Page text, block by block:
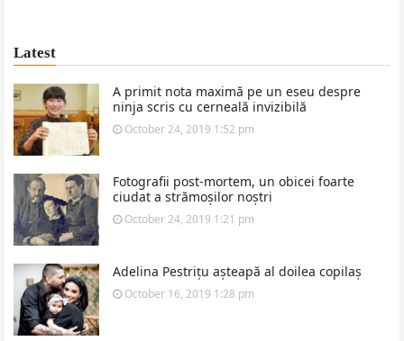
Latest
A primit nota maximă pe un eseu despre
ninja scris cu cerneală invizibilă
October 24, 2019 1:52 pm
Fotografii post-mortem, un obicei foarte
ciudat a strămoșilor noștri
October 24, 2019 1:21 pm
Adelina Pestrițu așteapă al doilea copilaș
October 16, 2019 1:28 pm